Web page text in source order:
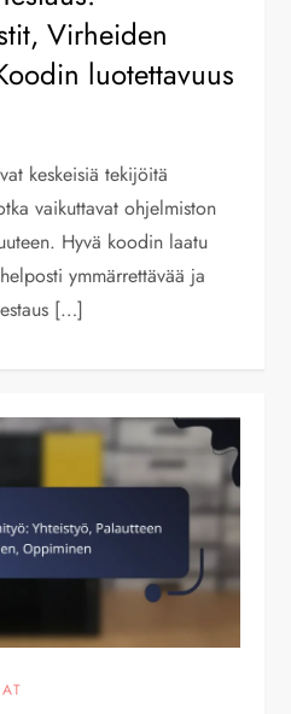
Virheiden
luotettavuus
keskeisiä tekijöitä
vaikuttavat ohjelmiston
Hyvä koodin laatu
ymmärrettävää ja
[…]